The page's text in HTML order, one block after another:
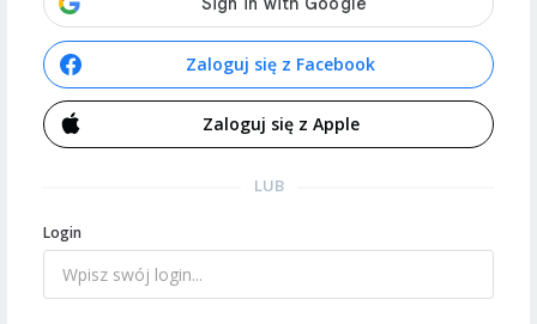
Zaloguj się z Facebook
Zaloguj się z Apple
LUB
Login